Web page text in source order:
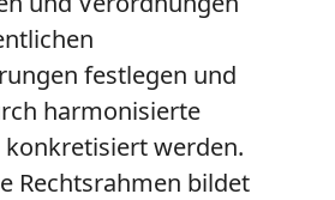
festlegen und
harmonisierte
werden.
Rechtsrahmen bildet